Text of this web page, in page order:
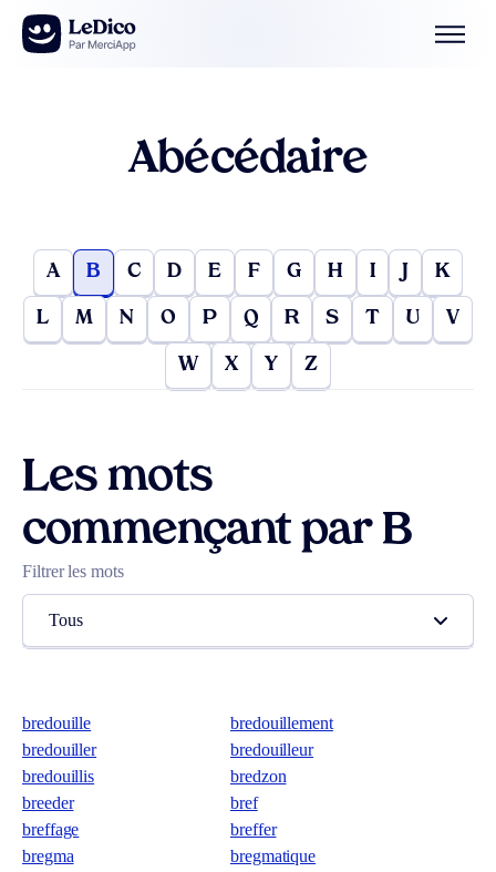
Aller au contenu
Abécédaire
A B C D E F G H I J K
L M N O P Q R S T U V
W X Y Z
Les mots
commençant par B
Filtrer les mots
Tous
bredouille
bredouillement
bredouiller
bredouilleur
bredouillis
bredzon
breeder
bref
breffage
breffer
bregma
bregmatique